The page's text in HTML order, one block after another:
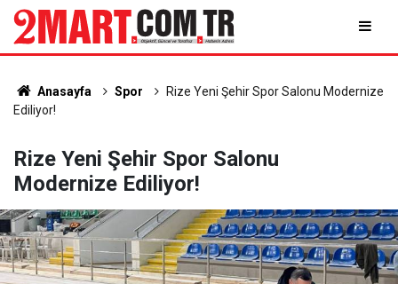
Anasayfa Spor
Rize Yeni Şehir Spor Salonu Modernize
Ediliyor!
Rize Yeni Şehir Spor Salonu
Modernize Ediliyor!